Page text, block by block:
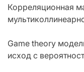
Корреляционная
Game theory
исход с